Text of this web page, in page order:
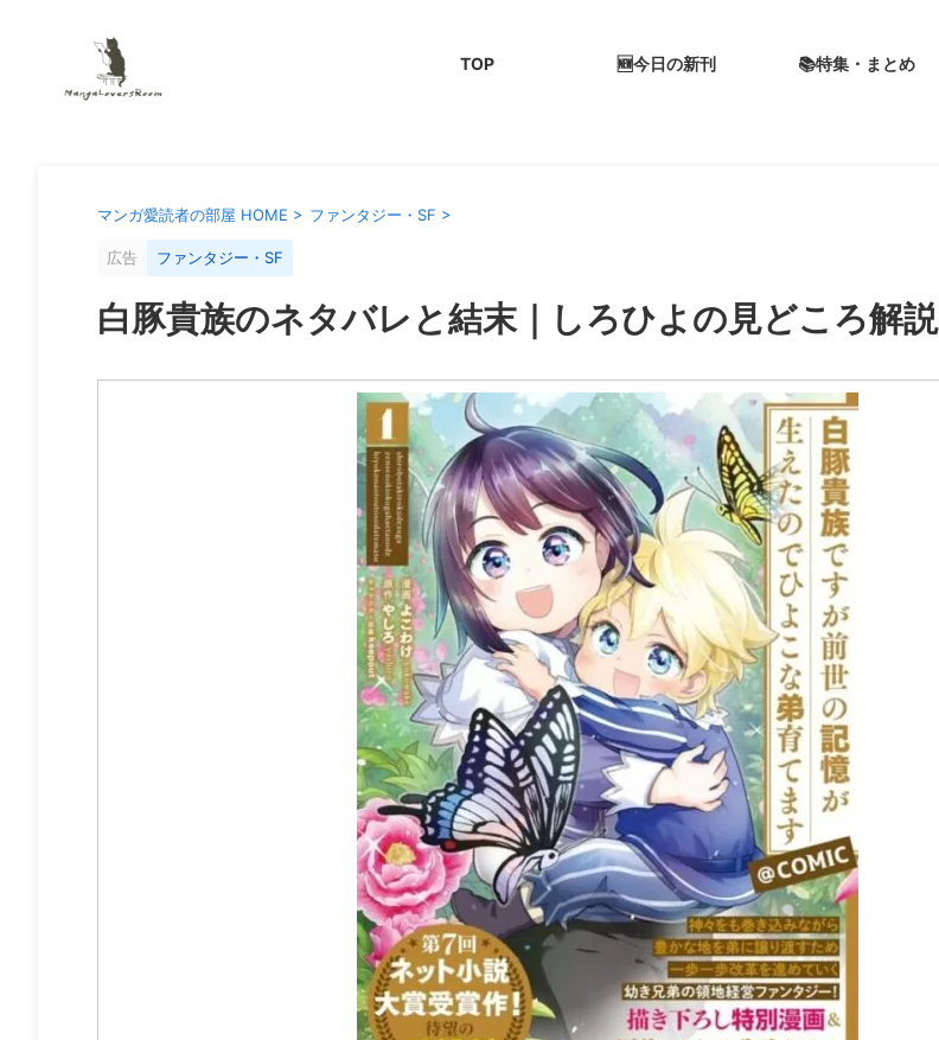
TOP 🆕今日の新刊 📚特集・まとめ
マンガ愛読者の部屋 HOME > ファンタジー・SF >
広告 ファンタジー・SF
白豚貴族のネタバレと結末｜しろひよの見どころ解説